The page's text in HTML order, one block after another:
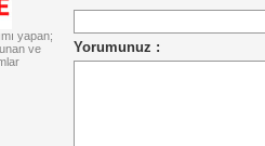
yapan;
ve